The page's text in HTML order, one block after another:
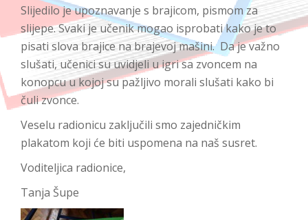
Slijedilo je upoznavanje s brajicom, pismom za
slijepe. Svaki je učenik mogao isprobati kako je to
pisati slova brajice na brajevoj mašini. Da je važno
slušati, učenici su uvidjeli u igri sa zvoncem na
konopcu u kojoj su pažljivo morali slušati kako bi
čuli zvonce.
Veselu radionicu zaključili smo zajedničkim
plakatom koji će biti uspomena na naš susret.
Voditeljica radionice,
Tanja Šupe